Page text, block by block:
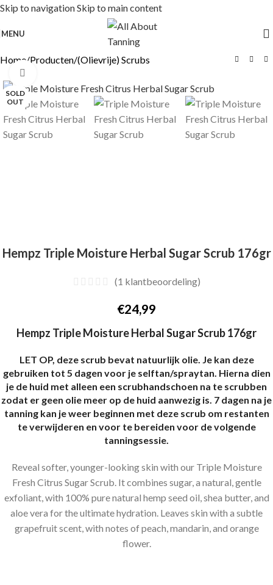
Skip to navigationSkip to main content
MENU
Home/Producten/(Olievrije) Scrubs
SOLD
OUT
Hempz Triple Moisture Herbal Sugar Scrub 176gr
(1 klantbeoordeling)
€24,99
Hempz Triple Moisture Herbal Sugar Scrub 176gr
LET OP, deze scrub bevat natuurlijk olie. Je kan deze
gebruiken tot 5 dagen voor je selftan/spraytan. Hierna dien
je de huid met alleen een scrubhandschoen na te scrubben
zodat er geen olie meer op de huid aanwezig is. 7 dagen na je
tanning kan je weer beginnen met deze scrub om restanten
te verwijderen en voor te bereiden voor de volgende
tanningsessie.
Reveal softer, younger-looking skin with our Triple Moisture
Fresh Citrus Sugar Scrub. It combines sugar, a natural, gentle
exfoliant, with 100% pure natural hemp seed oil, shea butter, and
aloe vera for the ultimate hydration. Leaves skin with a subtle
grapefruit scent, with notes of peach, mandarin, and orange
flower.